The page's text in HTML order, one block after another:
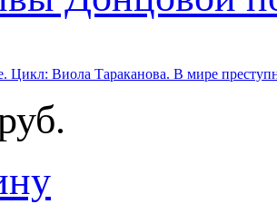
Цикл: Виола Тараканова. В мире